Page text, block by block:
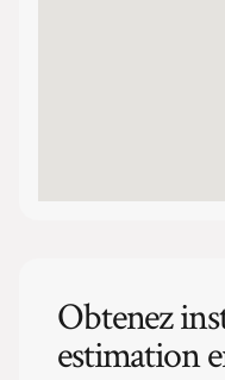
Obtenez
estimation